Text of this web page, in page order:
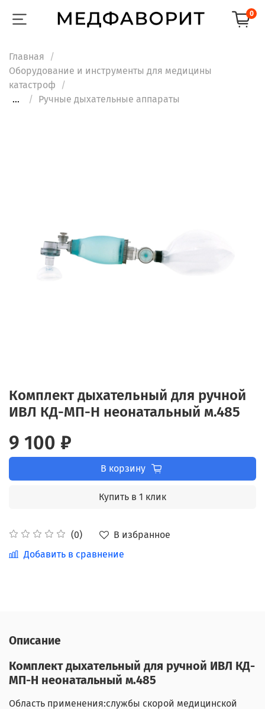
0
Главная
Оборудование и инструменты для медицины
катастроф
...
Ручные дыхательные аппараты
Комплект дыхательный для ручной
ИВЛ КД-МП-Н неонатальный м.485
(0)
В избранное
Добавить в сравнение
9 100 ₽
В корзину
Купить в 1 клик
Описание
Комплект дыхательный для ручной ИВЛ КД-
МП-Н неонатальный м.485
Область применения:службы скорой медицинской